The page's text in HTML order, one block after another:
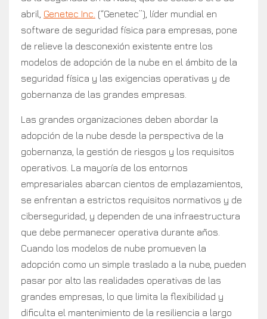
abril, Genetec Inc. (“Genetec”), líder mundial en
software de seguridad física para empresas, pone
de relieve la desconexión existente entre los
modelos de adopción de la nube en el ámbito de la
seguridad física y las exigencias operativas y de
gobernanza de las grandes empresas.
Las grandes organizaciones deben abordar la
adopción de la nube desde la perspectiva de la
gobernanza, la gestión de riesgos y los requisitos
operativos. La mayoría de los entornos
empresariales abarcan cientos de emplazamientos,
se enfrentan a estrictos requisitos normativos y de
ciberseguridad, y dependen de una infraestructura
que debe permanecer operativa durante años.
Cuando los modelos de nube promueven la
adopción como un simple traslado a la nube, pueden
pasar por alto las realidades operativas de las
grandes empresas, lo que limita la flexibilidad y
dificulta el mantenimiento de la resiliencia a largo